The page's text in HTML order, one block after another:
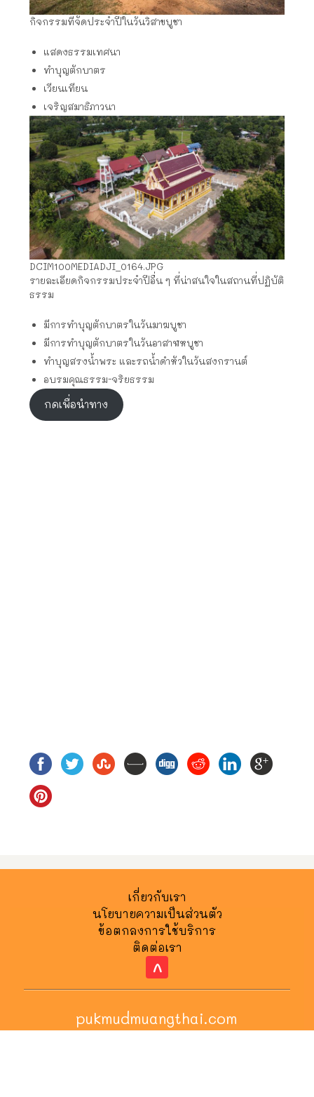
กิจกรรมที่จัดประจำปีในวันวิสาขบูชา
แสดงธรรมเทศนา
ทำบุญตักบาตร
เวียนเทียน
เจริญสมาธิภาวนา
DCIM100MEDIADJI_0164.JPG
รายละเอียดกิจกรรมประจำปีอื่น ๆ ที่น่าสนใจในสถานที่ปฏิบัติ
ธรรม
มีการทำบุญตักบาตรในวันมาฆบูชา
มีการทำบุญตักบาตรในวันอาสาฬหบูชา
ทำบุญสรงน้ำพระ และรถน้ำดำหัวในวันสงกรานต์
อบรมคุณธรรม-จริยธรรม
กดเพื่อนำทาง
เกี่ยวกับเรา
นโยบายความเป็นส่วนตัว
ข้อตกลงการใช้บริการ
ติดต่อเรา
^
pukmudmuangthai.com